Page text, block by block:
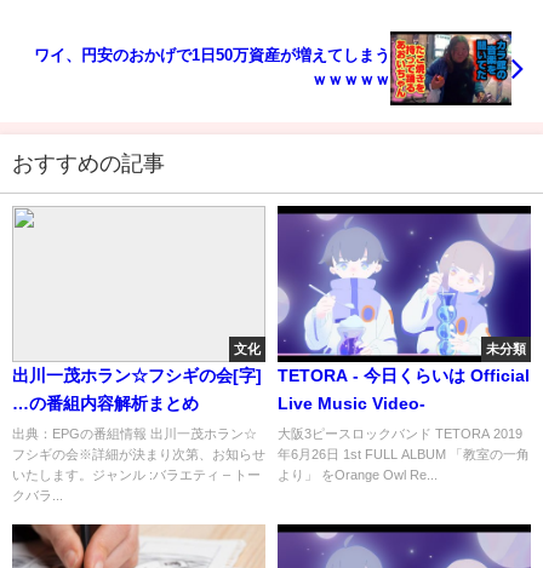
ワイ、円安のおかげで1日50万資産が増えてしまう
ｗｗｗｗｗ
おすすめの記事
文化
出川一茂ホラン☆フシギの会[字]
…の番組内容解析まとめ
出典：EPGの番組情報 出川一茂ホラン☆
フシギの会※詳細が決まり次第、お知らせ
いたします。ジャンル :バラエティ – トー
クバラ...
未分類
TETORA - 今日くらいは Official
Live Music Video-
大阪3ピースロックバンド TETORA 2019
年6月26日 1st FULL ALBUM 「教室の一角
より」 をOrange Owl Re...